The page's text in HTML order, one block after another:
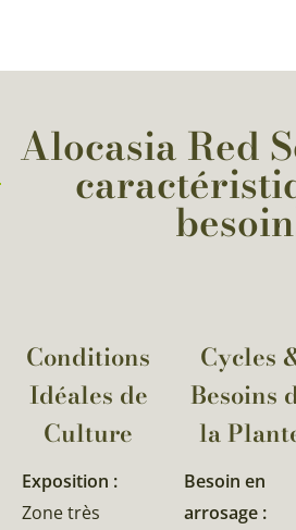
Alocasia Red
Conditions
Idéales de
Culture
Exposition :
Zone très
Cycles
Besoins
la
Besoin en
arrosage :